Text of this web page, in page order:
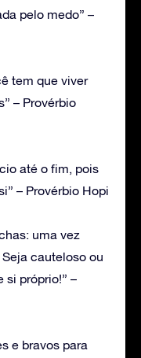
pelo medo” –
tem que viver
– Provérbio
até o fim, pois
– Provérbio Hopi
uma vez
cauteloso ou
si próprio!” –
e bravos para